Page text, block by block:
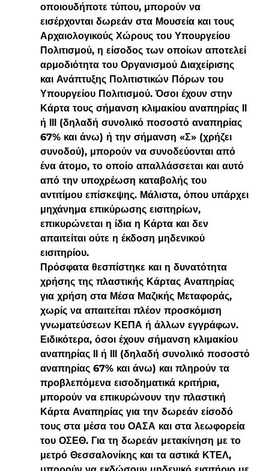
οποιουδήποτε τύπου, μπορούν να
εισέρχονται δωρεάν στα Μουσεία και τους
Αρχαιολογικούς Χώρους του Υπουργείου
Πολιτισμού, η είσοδος των οποίων αποτελεί
αρμοδιότητα του Οργανισμού Διαχείρισης
και Ανάπτυξης Πολιτιστικών Πόρων του
Υπουργείου Πολιτισμού. Όσοι έχουν στην
Κάρτα τους σήμανση κλιμακίου αναπηρίας ΙΙ
ή ΙΙΙ (δηλαδή συνολικό ποσοστό αναπηρίας
67% και άνω) ή την σήμανση «Σ» (χρήζει
συνοδού), μπορούν να συνοδεύονται από
ένα άτομο, το οποίο απαλλάσσεται και αυτό
από την υποχρέωση καταβολής του
αντιτίμου επίσκεψης. Μάλιστα, όπου υπάρχει
μηχάνημα επικύρωσης εισιτηρίων,
επικυρώνεται η ίδια η Κάρτα και δεν
απαιτείται ούτε η έκδοση μηδενικού
εισιτηρίου.
Πρόσφατα θεσπίστηκε και η δυνατότητα
χρήσης της πλαστικής Κάρτας Αναπηρίας
για χρήση στα Μέσα Μαζικής Μεταφοράς,
χωρίς να απαιτείται πλέον προσκόμιση
γνωματεύσεων ΚΕΠΑ ή άλλων εγγράφων.
Ειδικότερα, όσοι έχουν σήμανση κλιμακίου
αναπηρίας ΙΙ ή ΙΙΙ (δηλαδή συνολικό ποσοστό
αναπηρίας 67% και άνω) και πληρούν τα
προβλεπόμενα εισοδηματικά κριτήρια,
μπορούν να επικυρώνουν την πλαστική
Κάρτα Αναπηρίας για την δωρεάν είσοδό
τους στα μέσα του ΟΑΣΑ και στα λεωφορεία
του ΟΣΕΘ. Για τη δωρεάν μετακίνηση με το
μετρό Θεσσαλονίκης και τα αστικά ΚΤΕΛ,